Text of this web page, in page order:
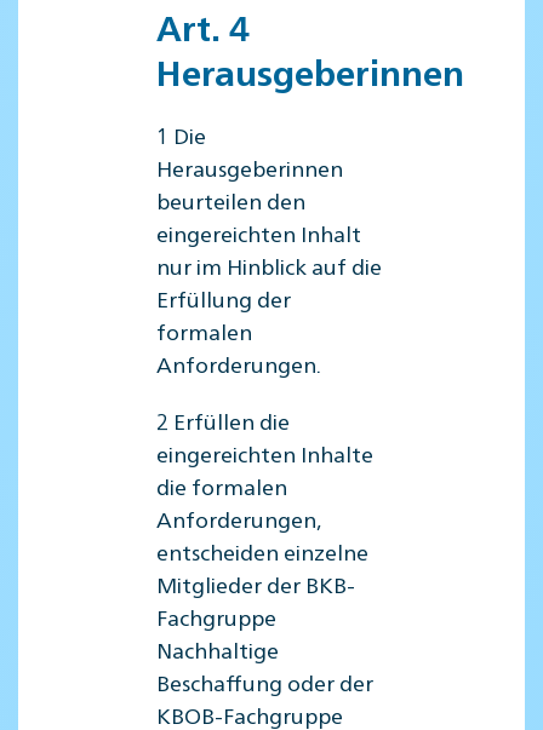
Art. 4
Herausgeberinnen
1 Die
Herausgeberinnen
beurteilen den
eingereichten Inhalt
nur im Hinblick auf die
Erfüllung der
formalen
Anforderungen.
2 Erfüllen die
eingereichten Inhalte
die formalen
Anforderungen,
entscheiden einzelne
Mitglieder der BKB-
Fachgruppe
Nachhaltige
Beschaffung oder der
KBOB-Fachgruppe